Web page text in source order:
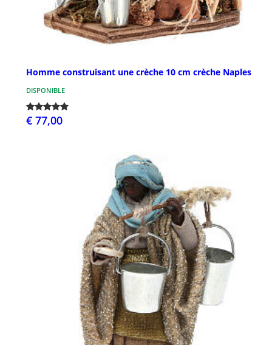
Homme construisant une crèche 10 cm crèche Naples
DISPONIBLE
€ 77,00